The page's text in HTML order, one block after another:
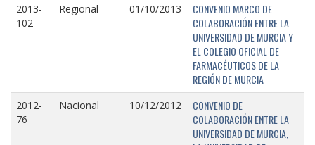
2013-
102
Regional 01/10/2013
CONVENIO MARCO DE
COLABORACIÓN ENTRE LA
UNIVERSIDAD DE MURCIA Y
EL COLEGIO OFICIAL DE
FARMACÉUTICOS DE LA
REGIÓN DE MURCIA
2012-
76
Nacional 10/12/2012
CONVENIO DE
COLABORACIÓN ENTRE LA
UNIVERSIDAD DE MURCIA,